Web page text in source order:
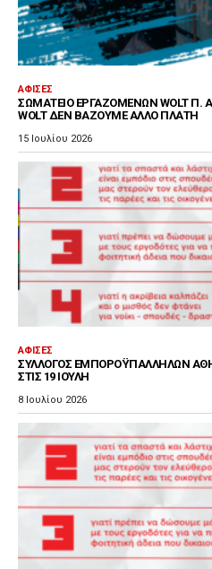
ΑΦΊΣΕΣ
ΣΩΜΑΤΕΊΟ ΕΡΓΑΖΟΜΈΝΩΝ WOLT Π.
WOLT ΔΕΝ ΒΆΖΟΥΜΕ ΆΛΛΟ ΠΛΆΤΗ
15 Ιουλίου 2026
ΑΦΊΣΕΣ
ΣΎΛΛΟΓΟΣ ΕΜΠΟΡΟΫΠΑΛΛΉΛΩΝ
ΣΤΙΣ 19 ΙΟΎΛΗ
8 Ιουλίου 2026